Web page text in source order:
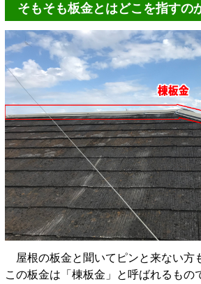
そもそも板金とはどこを指すの
屋根の板金と聞いてピンと来ない方
この板金は「棟板金」と呼ばれるもの